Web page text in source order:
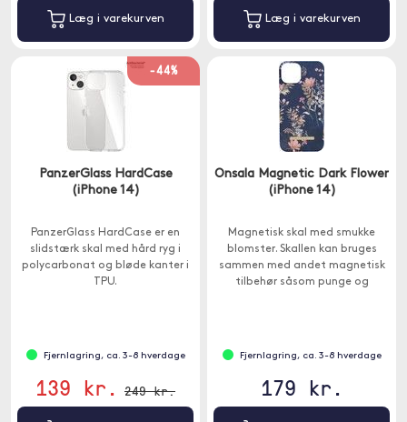
Læg i varekurven Læg i varekurven
-44%
PanzerGlass HardCase
(iPhone 14)
PanzerGlass HardCase er en
slidstærk skal med hård ryg i
polycarbonat og bløde kanter i
TPU.
Fjernlagring, ca. 3-8 hverdage
139 kr. 249 kr.
Onsala Magnetic Dark Flower
(iPhone 14)
Magnetisk skal med smukke
blomster. Skallen kan bruges
sammen med andet magnetisk
tilbehør såsom punge og
Fjernlagring, ca. 3-8 hverdage
179 kr.